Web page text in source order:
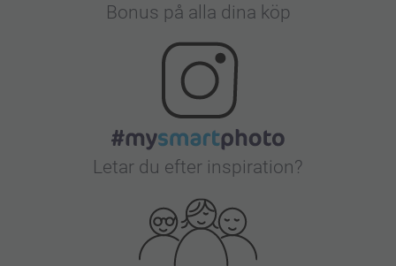
Bonus på alla dina köp
Letar du efter inspiration?